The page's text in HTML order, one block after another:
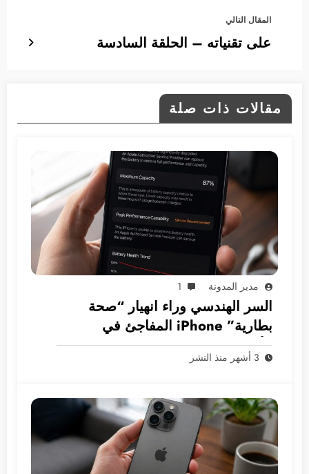
المقال التالي
على تقنياته – الحلقة السادسة
مقالات ذات صلة
مدير المدونة 1
السر الهندسي وراء انهيار “صحة
بطارية” iPhone المفاجئ في
الأسواق العربية
3 أشهر منذ النشر